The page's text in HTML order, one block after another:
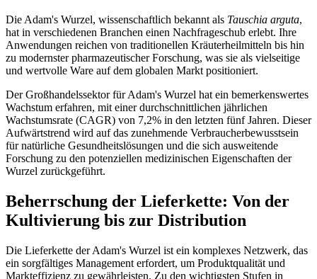
Die Adam's Wurzel, wissenschaftlich bekannt als Tauschia arguta,
hat in verschiedenen Branchen einen Nachfrageschub erlebt. Ihre
Anwendungen reichen von traditionellen Kräuterheilmitteln bis hin
zu modernster pharmazeutischer Forschung, was sie als vielseitige
und wertvolle Ware auf dem globalen Markt positioniert.
Der Großhandelssektor für Adam's Wurzel hat ein bemerkenswertes
Wachstum erfahren, mit einer durchschnittlichen jährlichen
Wachstumsrate (CAGR) von 7,2% in den letzten fünf Jahren. Dieser
Aufwärtstrend wird auf das zunehmende Verbraucherbewusstsein
für natürliche Gesundheitslösungen und die sich ausweitende
Forschung zu den potenziellen medizinischen Eigenschaften der
Wurzel zurückgeführt.
Beherrschung der Lieferkette: Von der
Kultivierung bis zur Distribution
Die Lieferkette der Adam's Wurzel ist ein komplexes Netzwerk, das
ein sorgfältiges Management erfordert, um Produktqualität und
Markteffizienz zu gewährleisten. Zu den wichtigsten Stufen in